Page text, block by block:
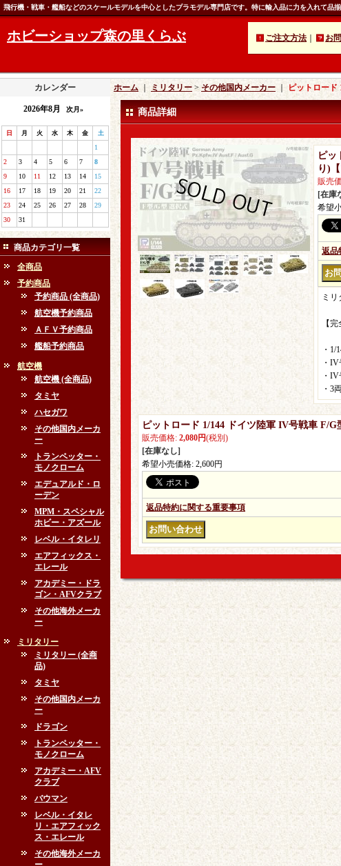
飛行機・戦車・艦船などのスケールモデルを中心としたプラモデル専門店です。特に輸入品に力を入れて品揃
ホビーショップ森の里くらぶ ご注文方法 お
カレンダー
2026年8月 次月»
日 月 火 水 木 金 土
1
2
3 4 5 6 7
8
9
10 11 12 13 14
15
16
17 18 19 20 21
22
23
24 25 26 27 28
29
30
31
商品カテゴリ一覧
全商品
予約商品
予約商品 (全商品)
航空機予約商品
ＡＦＶ予約商品
艦船予約商品
航空機
航空機 (全商品)
タミヤ
ハセガワ
その他国内メーカ
ー
トランペッター・
モノクローム
エデュアルド・ロ
ーデン
MPM・スペシャル
ホビー・アズール
レベル・イタレリ
エアフィックス・
エレール
アカデミー・ドラ
ゴン・AFVクラブ
その他海外メーカ
ー
ミリタリー
ミリタリー (全商
品)
タミヤ
その他国内メーカ
ー
ドラゴン
トランペッター・
モノクローム
アカデミー・AFV
クラブ
バウマン
レベル・イタレ
リ・エアフィック
ス・エレール
その他海外メーカ
ホーム ミリタリー > その他国内メーカー ピットロード
商品詳細
ピッ
り)
販売
[在庫
希望
返品
ミ
【
・
・
・
・3
ピットロード 1/144 ドイツ陸軍 IV号戦車 F/G
販売価格: 2,080円(税別)
[在庫なし]
希望小売価格: 2,600円
返品特約に関する重要事項